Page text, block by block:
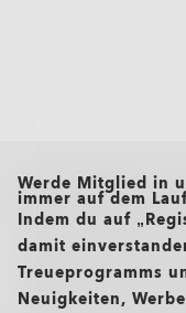
Werde Mitglied in
immer auf dem
Indem du auf
damit
Treueprogramms
Neuigkeiten,